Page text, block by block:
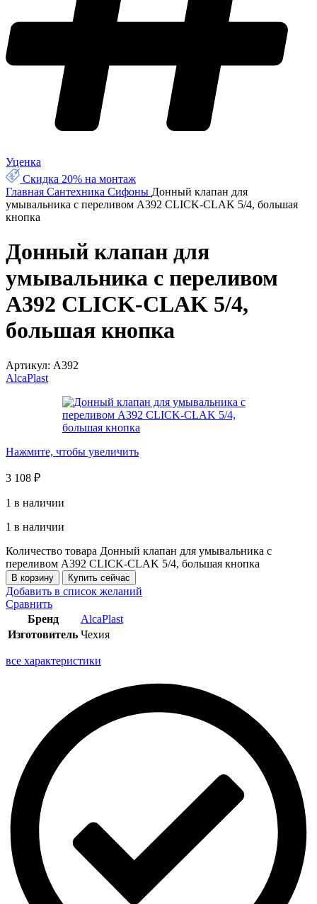
Уценка
Скидка 20% на монтаж
Главная Сантехника Сифоны Донный клапан для
умывальника с переливом A392 CLICK-CLAK 5/4, большая
кнопка
Донный клапан для
умывальника с переливом
A392 CLICK-CLAK 5/4,
большая кнопка
Артикул: A392
AlcaPlast
Нажмите, чтобы увеличить
3 108 ₽
1 в наличии
1 в наличии
Количество товара Донный клапан для умывальника с
переливом A392 CLICK-CLAK 5/4, большая кнопка
В корзину Купить сейчас
Добавить в список желаний
Сравнить
Бренд
AlcaPlast
Изготовитель Чехия
все характеристики